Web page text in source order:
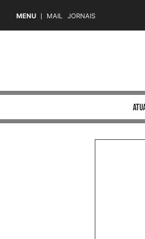
MENU MAIL JORNAIS